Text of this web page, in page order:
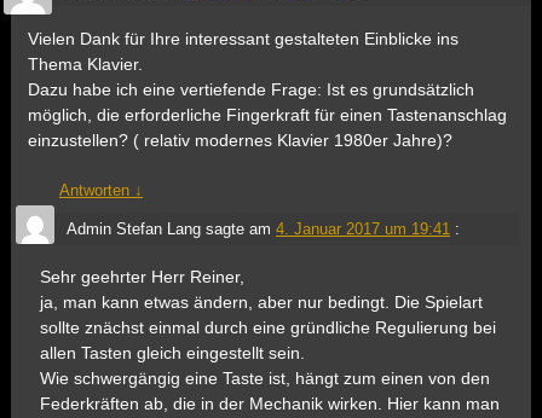
Vielen Dank für Ihre interessant gestalteten Einblicke ins
Thema Klavier.
Dazu habe ich eine vertiefende Frage: Ist es grundsätzlich
möglich, die erforderliche Fingerkraft für einen Tastenanschlag
einzustellen? ( relativ modernes Klavier 1980er Jahre)?
Antworten ↓
Admin Stefan Langsagte am 4. Januar 2017 um 19:41 :
Sehr geehrter Herr Reiner,
ja, man kann etwas ändern, aber nur bedingt. Die Spielart
sollte znächst einmal durch eine gründliche Regulierung bei
allen Tasten gleich eingestellt sein.
Wie schwergängig eine Taste ist, hängt zum einen von den
Federkräften ab, die in der Mechanik wirken. Hier kann man